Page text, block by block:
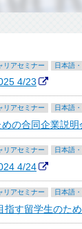
リアセミナー 日本語
4/23
リアセミナー 日本語
の合同企業説
リアセミナー 日本語
4/24
リアセミナー 日本語
指す留学生のた